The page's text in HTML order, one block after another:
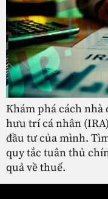
Khám phá cách nhà
hưu trí cá nhân
đầu tư của mình.
quy tắc tuân thủ
quả về thuế.